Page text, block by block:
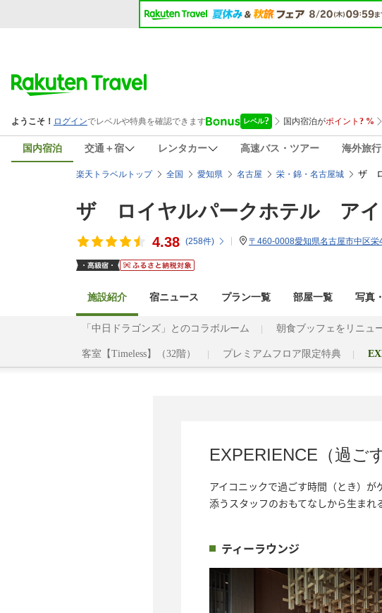
国内宿泊 交通＋宿 レンタカー 高速バス・ツアー 海外旅行
楽天トラベルトップ 全国 愛知県 名古屋 栄・錦・名古屋城 ザ
ザ ロイヤルパークホテル ア
4.38 (258件) 〒460-0008愛知県名古屋市中区
施設紹介 宿ニュース プラン一覧 部屋一覧 写真
「中日ドラゴンズ」とのコラボルーム 朝食ブッフェをリニュ
客室【Timeless】（32階） プレミアムフロア限定特典
EXPERIENCE（過ごす
アイコニックで過ごす時間（とき）
添うスタッフのおもてなしから生まれ
ティーラウンジ